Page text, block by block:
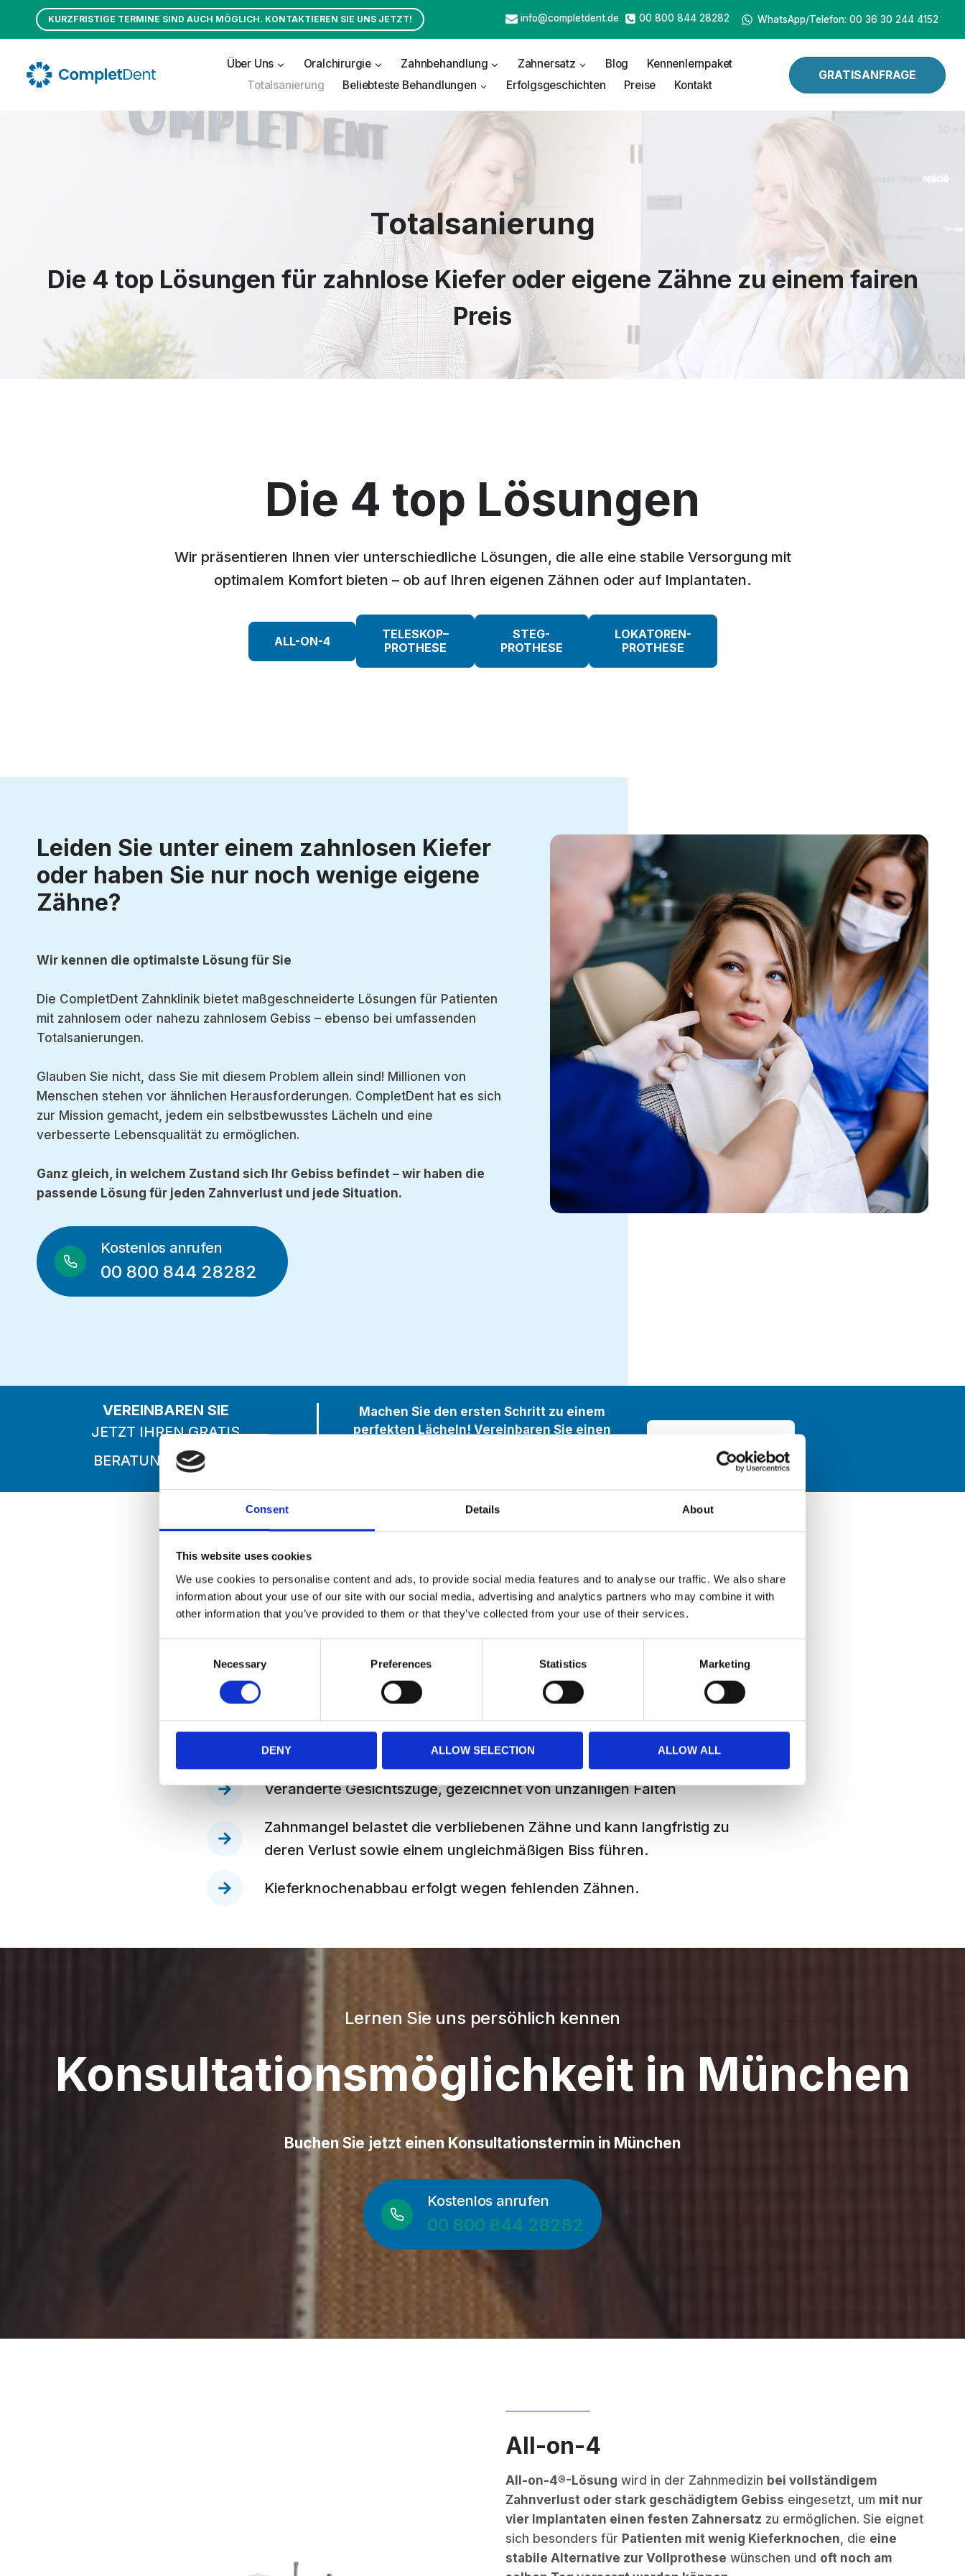
Consent Details About
This website uses cookies
We use cookies to personalise content and ads, to provide social media features and to analyse our traffic. We also share
information about your use of our site with our social media, advertising and analytics partners who may combine it with
other information that you’ve provided to them or that they’ve collected from your use of their services.
Necessary Preferences Statistics Marketing
DENY ALLOW SELECTION ALLOW ALL
KURZFRISTIGE TERMINE SIND AUCH MÖGLICH. KONTAKTIEREN SIE UNS JETZT! info@completdent.de 00 800 844 28282 WhatsApp/Telefon: 00 36 30 244 4152
Über Uns Oralchirurgie Zahnbehandlung Zahnersatz Blog
Kennenlernpaket
Totalsanierung
Beliebteste Behandlungen Erfolgsgeschichten Preise Kontakt
GRATISANFRAGE
Totalsanierung
Die 4 top Lösungen für zahnlose Kiefer oder eigene Zähne zu einem fairen
Preis
Die 4 top Lösungen
Wir präsentieren Ihnen vier unterschiedliche Lösungen, die alle eine stabile Versorgung mit
optimalem Komfort bieten – ob auf Ihren eigenen Zähnen oder auf Implantaten.
ALL-ON-4 TELESKOP–
PROTHESE
STEG-
PROTHESE
LOKATOREN-
PROTHESE
Leiden Sie unter einem zahnlosen Kiefer
oder haben Sie nur noch wenige eigene
Zähne?
Wir kennen die optimalste Lösung für Sie
Die CompletDent Zahnklinik bietet maßgeschneiderte Lösungen für Patienten
mit zahnlosem oder nahezu zahnlosem Gebiss – ebenso bei umfassenden
Totalsanierungen.
Glauben Sie nicht, dass Sie mit diesem Problem allein sind! Millionen von
Menschen stehen vor ähnlichen Herausforderungen. CompletDent hat es sich
zur Mission gemacht, jedem ein selbstbewusstes Lächeln und eine
verbesserte Lebensqualität zu ermöglichen.
Ganz gleich, in welchem Zustand sich Ihr Gebiss befindet – wir haben die
passende Lösung für jeden Zahnverlust und jede Situation.
Kostenlos anrufen
00 800 844 28282
VEREINBAREN SIE
JETZT IHREN GRATIS
BERATUNGSTERMIN
Machen Sie den ersten Schritt zu einem
perfekten Lächeln! Vereinbaren Sie einen
Die Konsequenzen des vollständigen
Reduzierte Lebensqualität, begleitet von Ängsten und einem Mangel an
Zurückhaltung beim Lächeln und Lachen.
Veränderte Gesichtszüge, gezeichnet von unzähligen Falten
Zahnmangel belastet die verbliebenen Zähne und kann langfristig zu
deren Verlust sowie einem ungleichmäßigen Biss führen.
Kieferknochenabbau erfolgt wegen fehlenden Zähnen.
Lernen Sie uns persöhlich kennen
Konsultationsmöglichkeit in München
Buchen Sie jetzt einen Konsultationstermin in München
Kostenlos anrufen
00 800 844 28282
All-on-4
All-on-4®-Lösung wird in der Zahnmedizin bei vollständigem
Zahnverlust oder stark geschädigtem Gebiss eingesetzt, um mit nur
vier Implantaten einen festen Zahnersatz zu ermöglichen. Sie eignet
sich besonders für Patienten mit wenig Kieferknochen , die eine
stabile Alternative zur Vollprothese wünschen und oft noch am